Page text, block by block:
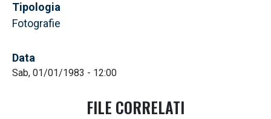
Tipologia
Fotografie
Data
Sab, 01/01/1983 - 12:00
FILE CORRELATI